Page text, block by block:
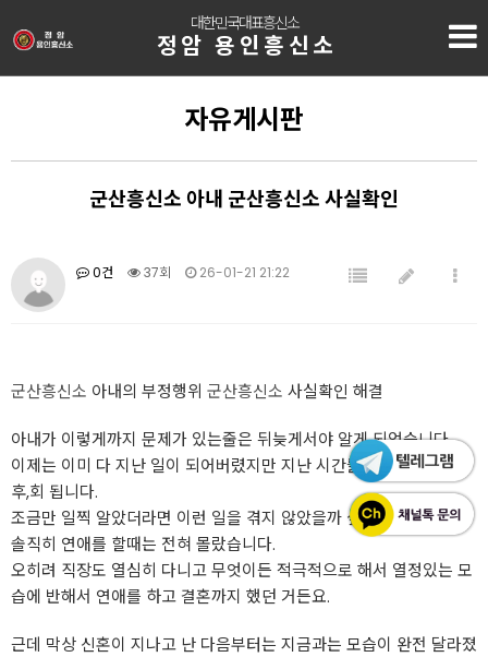
대한민국대표흥신소
정암 용인흥신소
자유게시판
군산흥신소 아내 군산흥신소 사실확인
0건 37회 26-01-21 21:22
군산흥신소 아내의 부정행위 군산흥신소 사실확인 해결
아내가 이렇게까지 문제가 있는줄은 뒤늦게서야 알게 되었습니다.
이제는 이미 다 지난 일이 되어버렸지만 지난 시간들이 솔직히 많이
후,회 됩니다.
조금만 일찍 알았더라면 이런 일을 겪지 않았을까 싶어요.
솔직히 연애를 할때는 전혀 몰랐습니다.
오히려 직장도 열심히 다니고 무엇이든 적극적으로 해서 열정있는 모
습에 반해서 연애를 하고 결혼까지 했던 거든요.
근데 막상 신혼이 지나고 난 다음부터는 지금과는 모습이 완전 달라졌